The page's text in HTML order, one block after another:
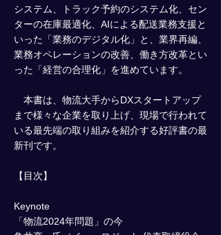
システム、トラック予約のシステム化、セン
ターの在庫最適化、AIによる配送業務支援と
いった「業務のデジタル化」と、業界再編、
業務オペレーションの改善、働き方改革とい
った「経営の合理化」を進めています。
本書は、物流大手からDXスタートアップ
まで様々な企業を取り上げ、現場で行われて
いる最先端の取り組みを紹介する好評書の最
新刊です。
【目次】
Keynote
「物流2024年問題」の今